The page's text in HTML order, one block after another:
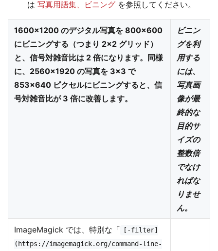
は 写真用語集、ビニング を参照してください。
1600×1200 のデジタル写真を 800×600
にビニングする（つまり 2×2 グリッド）
と、信号対雑音比は 2 倍になります。同様
に、2560×1920 の写真を 3×3 で
853×640 ピクセルにビニングすると、信
号対雑音比が 3 倍に改善します。
ビニン
グを利
用する
には、
写真画
像が最
終的な
目的サ
イズの
整数倍
でなけ
ればな
りませ
ん。
ImageMagick では、特別な「
[-filter]
(https://imagemagick.org/command-line-